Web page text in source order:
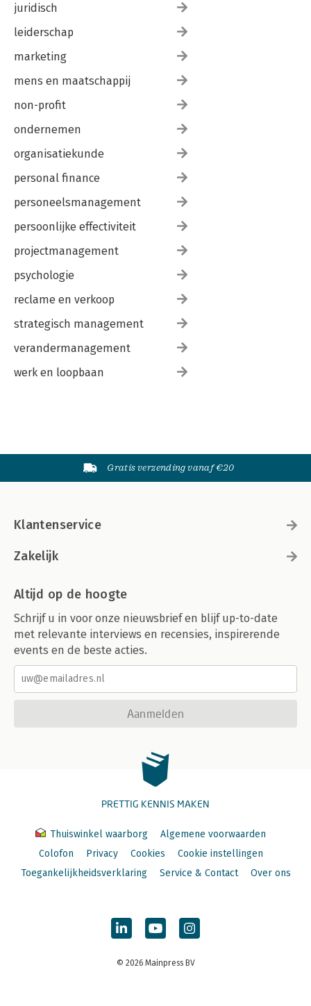
juridisch
leiderschap
marketing
mens en maatschappij
non-profit
ondernemen
organisatiekunde
personal finance
personeelsmanagement
persoonlijke effectiviteit
projectmanagement
psychologie
reclame en verkoop
strategisch management
verandermanagement
werk en loopbaan
Gratis verzending vanaf €20
Klantenservice
Zakelijk
Altijd op de hoogte
Schrijf u in voor onze nieuwsbrief en blijf up-to-date
met relevante interviews en recensies, inspirerende
events en de beste acties.
Aanmelden
PRETTIG KENNIS MAKEN
Thuiswinkel waarborg
Algemene voorwaarden
Colofon
Privacy Cookies
Cookie instellingen
Toegankelijkheidsverklaring
Service & Contact Over ons
© 2026 Mainpress BV